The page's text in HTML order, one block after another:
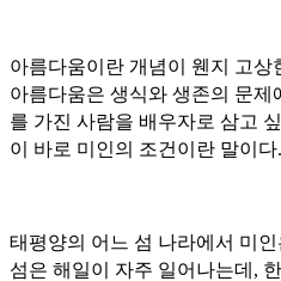
아름다움이란 개념이 웬지 고
아름다움은 생식와 생존의 문
를 가진 사람을 배우자로 삼고
이 바로 미인의 조건이란 말이다.
태평양의 어느 섬 나라에서 미
섬은 해일이 자주 일어나는데,